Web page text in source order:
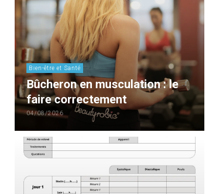
Bien-être et Santé
Bûcheron en musculation : le
faire correctement
04/08/2026